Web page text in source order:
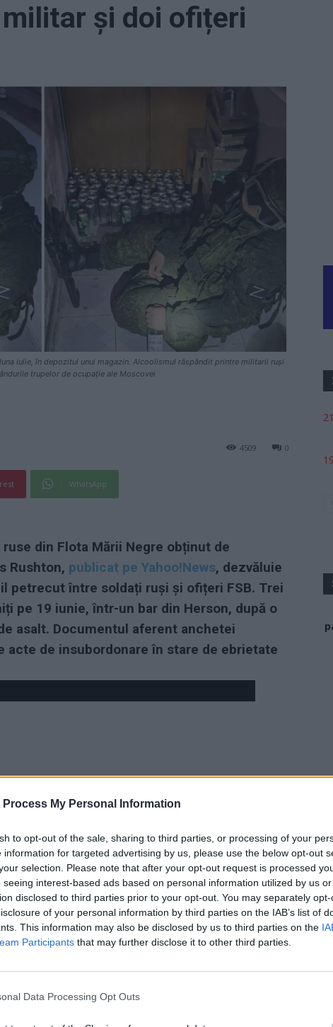
Process My Personal Information
to opt-out of the sale, sharing to third parties, or processing of your
information for targeted advertising by us, please use the below opt-out
selection. Please note that after your opt-out request is processed
seeing interest-based ads based on personal information utilized by us
disclosed to third parties prior to your opt-out. You may separately
of your personal information by third parties on the IAB’s list of
This information may also be disclosed by us to third parties on the
Participants that may further disclose it to other third parties.
Data Processing Opt Outs
și doi ofițeri
iulie, în depozitul unui magazin. Alcoolismul răspândit printre militarii ruși
trupelor de ocupație ale Moscovei
0
4509
WhatsApp
din Flota Mării Negre obținut de
Rushton, publicat pe Yahoo!News, dezvăluie
petrecut între soldați ruși și ofițeri FSB. Trei
pe 19 iunie, într-un bar din Herson, după o
asalt. Documentul aferent anchetei
acte de insubordonare în stare de ebrietate
de Investigații Militare al Comitetului de Investigații al
petrecut la începutul verii chiar între ocupanții
20.00, Igor Iakubinski, Serghei Privalov și D.A.
operative militare nr. 9 a FSB, au intrat în cafeneaua